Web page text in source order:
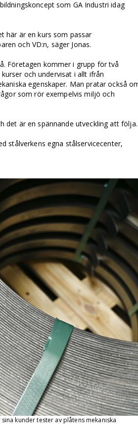
som GA Industri idag
här är en kurs som passar
och VD:n, säger Jonas.
Företagen kommer i grupp för två
och undervisat i allt ifrån
egenskaper. Man pratar också
som rör exempelvis miljö och
det är en spännande utveckling att följa.
stålverkens egna stålservicecenter,
kunder tester av plåtens mekaniska